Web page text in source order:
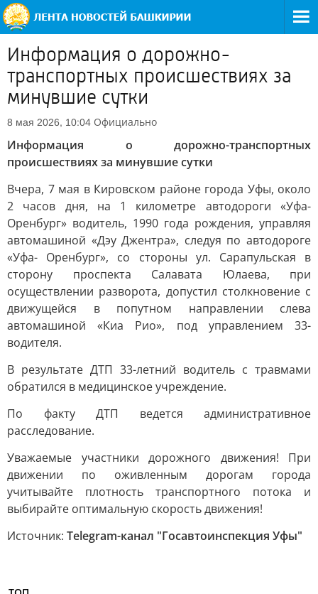
Информация о дорожно-
транспортных происшествиях за
минувшие сутки
8 мая 2026, 10:04 Официально
Информация о дорожно-транспортных
происшествиях за минувшие сутки
Вчера, 7 мая в Кировском районе города Уфы, около
2 часов дня, на 1 километре автодороги «Уфа-
Оренбург» водитель, 1990 года рождения, управляя
автомашиной «Дэу Джентра», следуя по автодороге
«Уфа- Оренбург», со стороны ул. Сарапульская в
сторону проспекта Салавата Юлаева, при
осуществлении разворота, допустил столкновение с
движущейся в попутном направлении слева
автомашиной «Киа Рио», под управлением 33-
водителя.
В результате ДТП 33-летний водитель с травмами
обратился в медицинское учреждение.
По факту ДТП ведется административное
расследование.
Уважаемые участники дорожного движения! При
движении по оживленным дорогам города
учитывайте плотность транспортного потока и
выбирайте оптимальную скорость движения!
Источник: Telegram-канал "Госавтоинспекция Уфы"